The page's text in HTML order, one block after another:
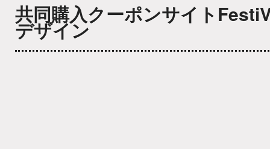
共同購入クーポンサイト
デザイン